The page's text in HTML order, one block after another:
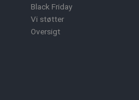
Black Friday
Vi støtter
Oversigt